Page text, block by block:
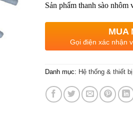
Sản phẩm thanh sào
MUA
Gọi điện xác nhận
Danh mục: Hệ thống & thiết